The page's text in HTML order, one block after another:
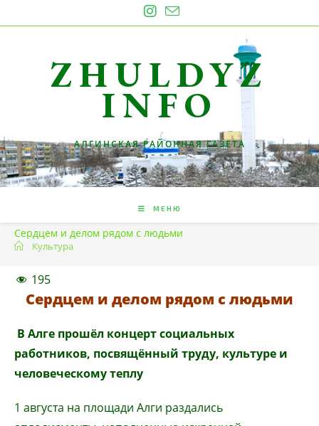
к
ZHULDYZ
INFO
АЛГИНСКАЯ РАЙОННАЯ ГАЗЕТА
МЕНЮ
Сердцем и делом рядом с людьми
Культура
195
Сердцем и делом рядом с людьми
В Алге прошёл концерт социальных
работников, посвящённый труду, культуре и
человеческому теплу
1 августа на площади Алги раздались